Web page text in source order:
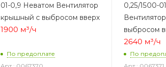
01-0,9 Неватом Вентилятор
крышный с выбросом вверх
1900 м³/ч
По предоплате
0,25/1500-
выбросом
2640 м³/ч
По